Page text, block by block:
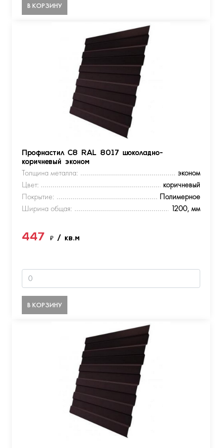
В КОРЗИНУ
Профнастил С8 RAL 8017 шоколадно-
коричневый эконом
Толщина металла:
эконом
Цвет:
коричневый
Покрытие:
Полимерное
Ширина общая:
1200, мм
447 ₽ / кв.м
В КОРЗИНУ